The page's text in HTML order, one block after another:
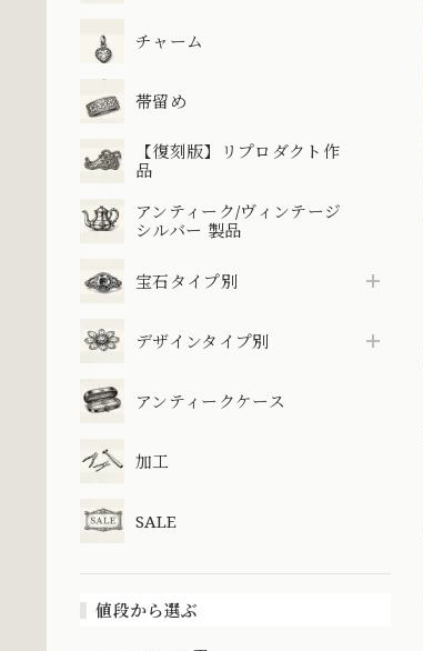
チャーム
帯留め
【復刻版】リプロダクト作
品
アンティーク/ヴィンテージ
シルバー 製品
宝石タイプ別
デザインタイプ別
アンティークケース
加工
SALE
値段から選ぶ